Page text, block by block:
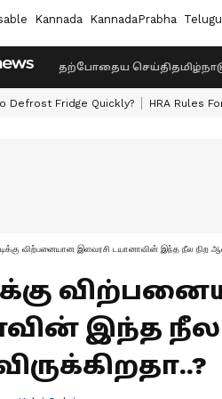
Kannada KannadaPrabha Telugu
தற்போதைய செய்தி
Defrost Fridge Quickly? HRA Rules
விற்பனையான இளவரசி டயானாவின் இந்த நீல நிற
இந்த